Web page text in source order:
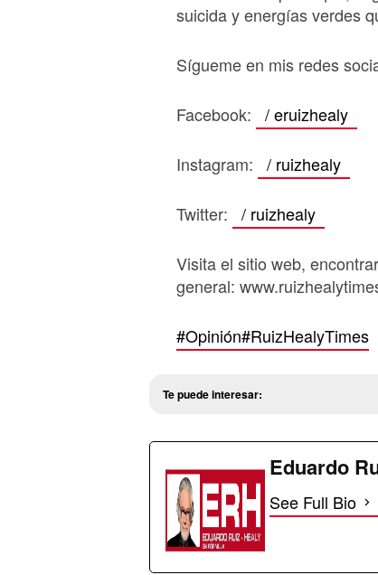
suicida y energías verdes
Sígueme en mis redes
Facebook: / eruizhealy
Instagram: / ruizhealy
Twitter: / ruizhealy
Visita el sitio web,
general:
#Opinión#RuizHealyTimes
Te puede interesar:
Eduardo
See Full Bio